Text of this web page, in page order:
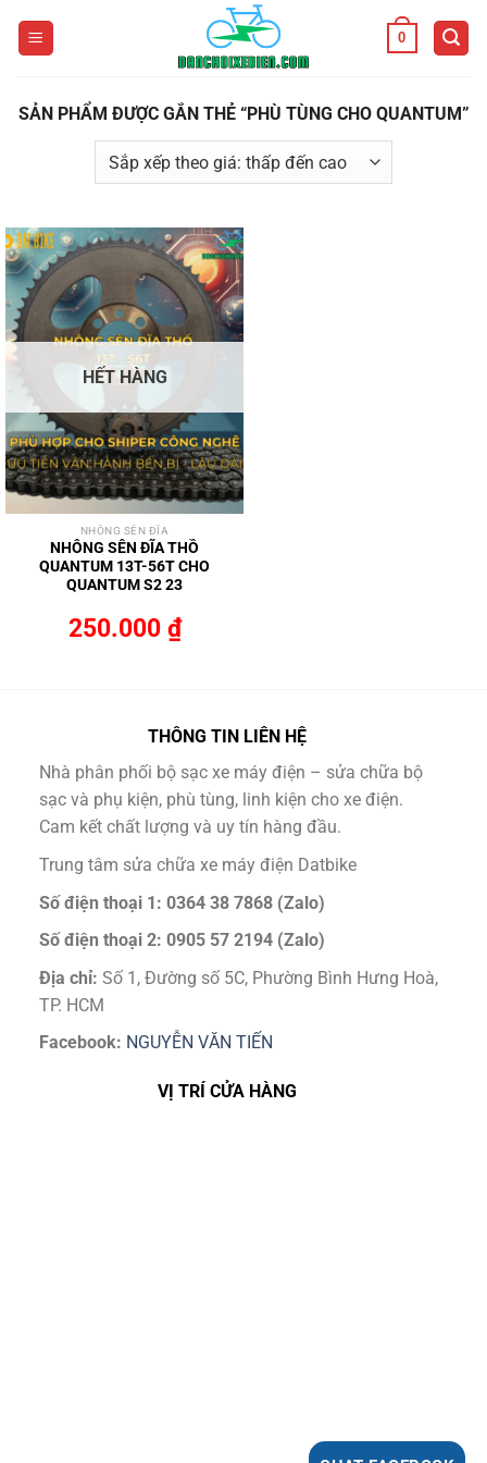
0
SẢN PHẨM ĐƯỢC GẮN THẺ “PHÙ TÙNG CHO QUANTUM”
HẾT HÀNG
NHÔNG SÊN ĐĨA
NHÔNG SÊN ĐĨA THỒ
QUANTUM 13T-56T CHO
QUANTUM S2 23
250.000 ₫
THÔNG TIN LIÊN HỆ
Nhà phân phối bộ sạc xe máy điện – sửa chữa bộ
sạc và phụ kiện, phù tùng, linh kiện cho xe điện.
Cam kết chất lượng và uy tín hàng đầu.
Trung tâm sửa chữa xe máy điện Datbike
Số điện thoại 1: 0364 38 7868 (Zalo)
Số điện thoại 2: 0905 57 2194 (Zalo)
Địa chỉ: Số 1, Đường số 5C, Phường Bình Hưng Hoà,
TP. HCM
Facebook: NGUYỄN VĂN TIẾN
VỊ TRÍ CỬA HÀNG